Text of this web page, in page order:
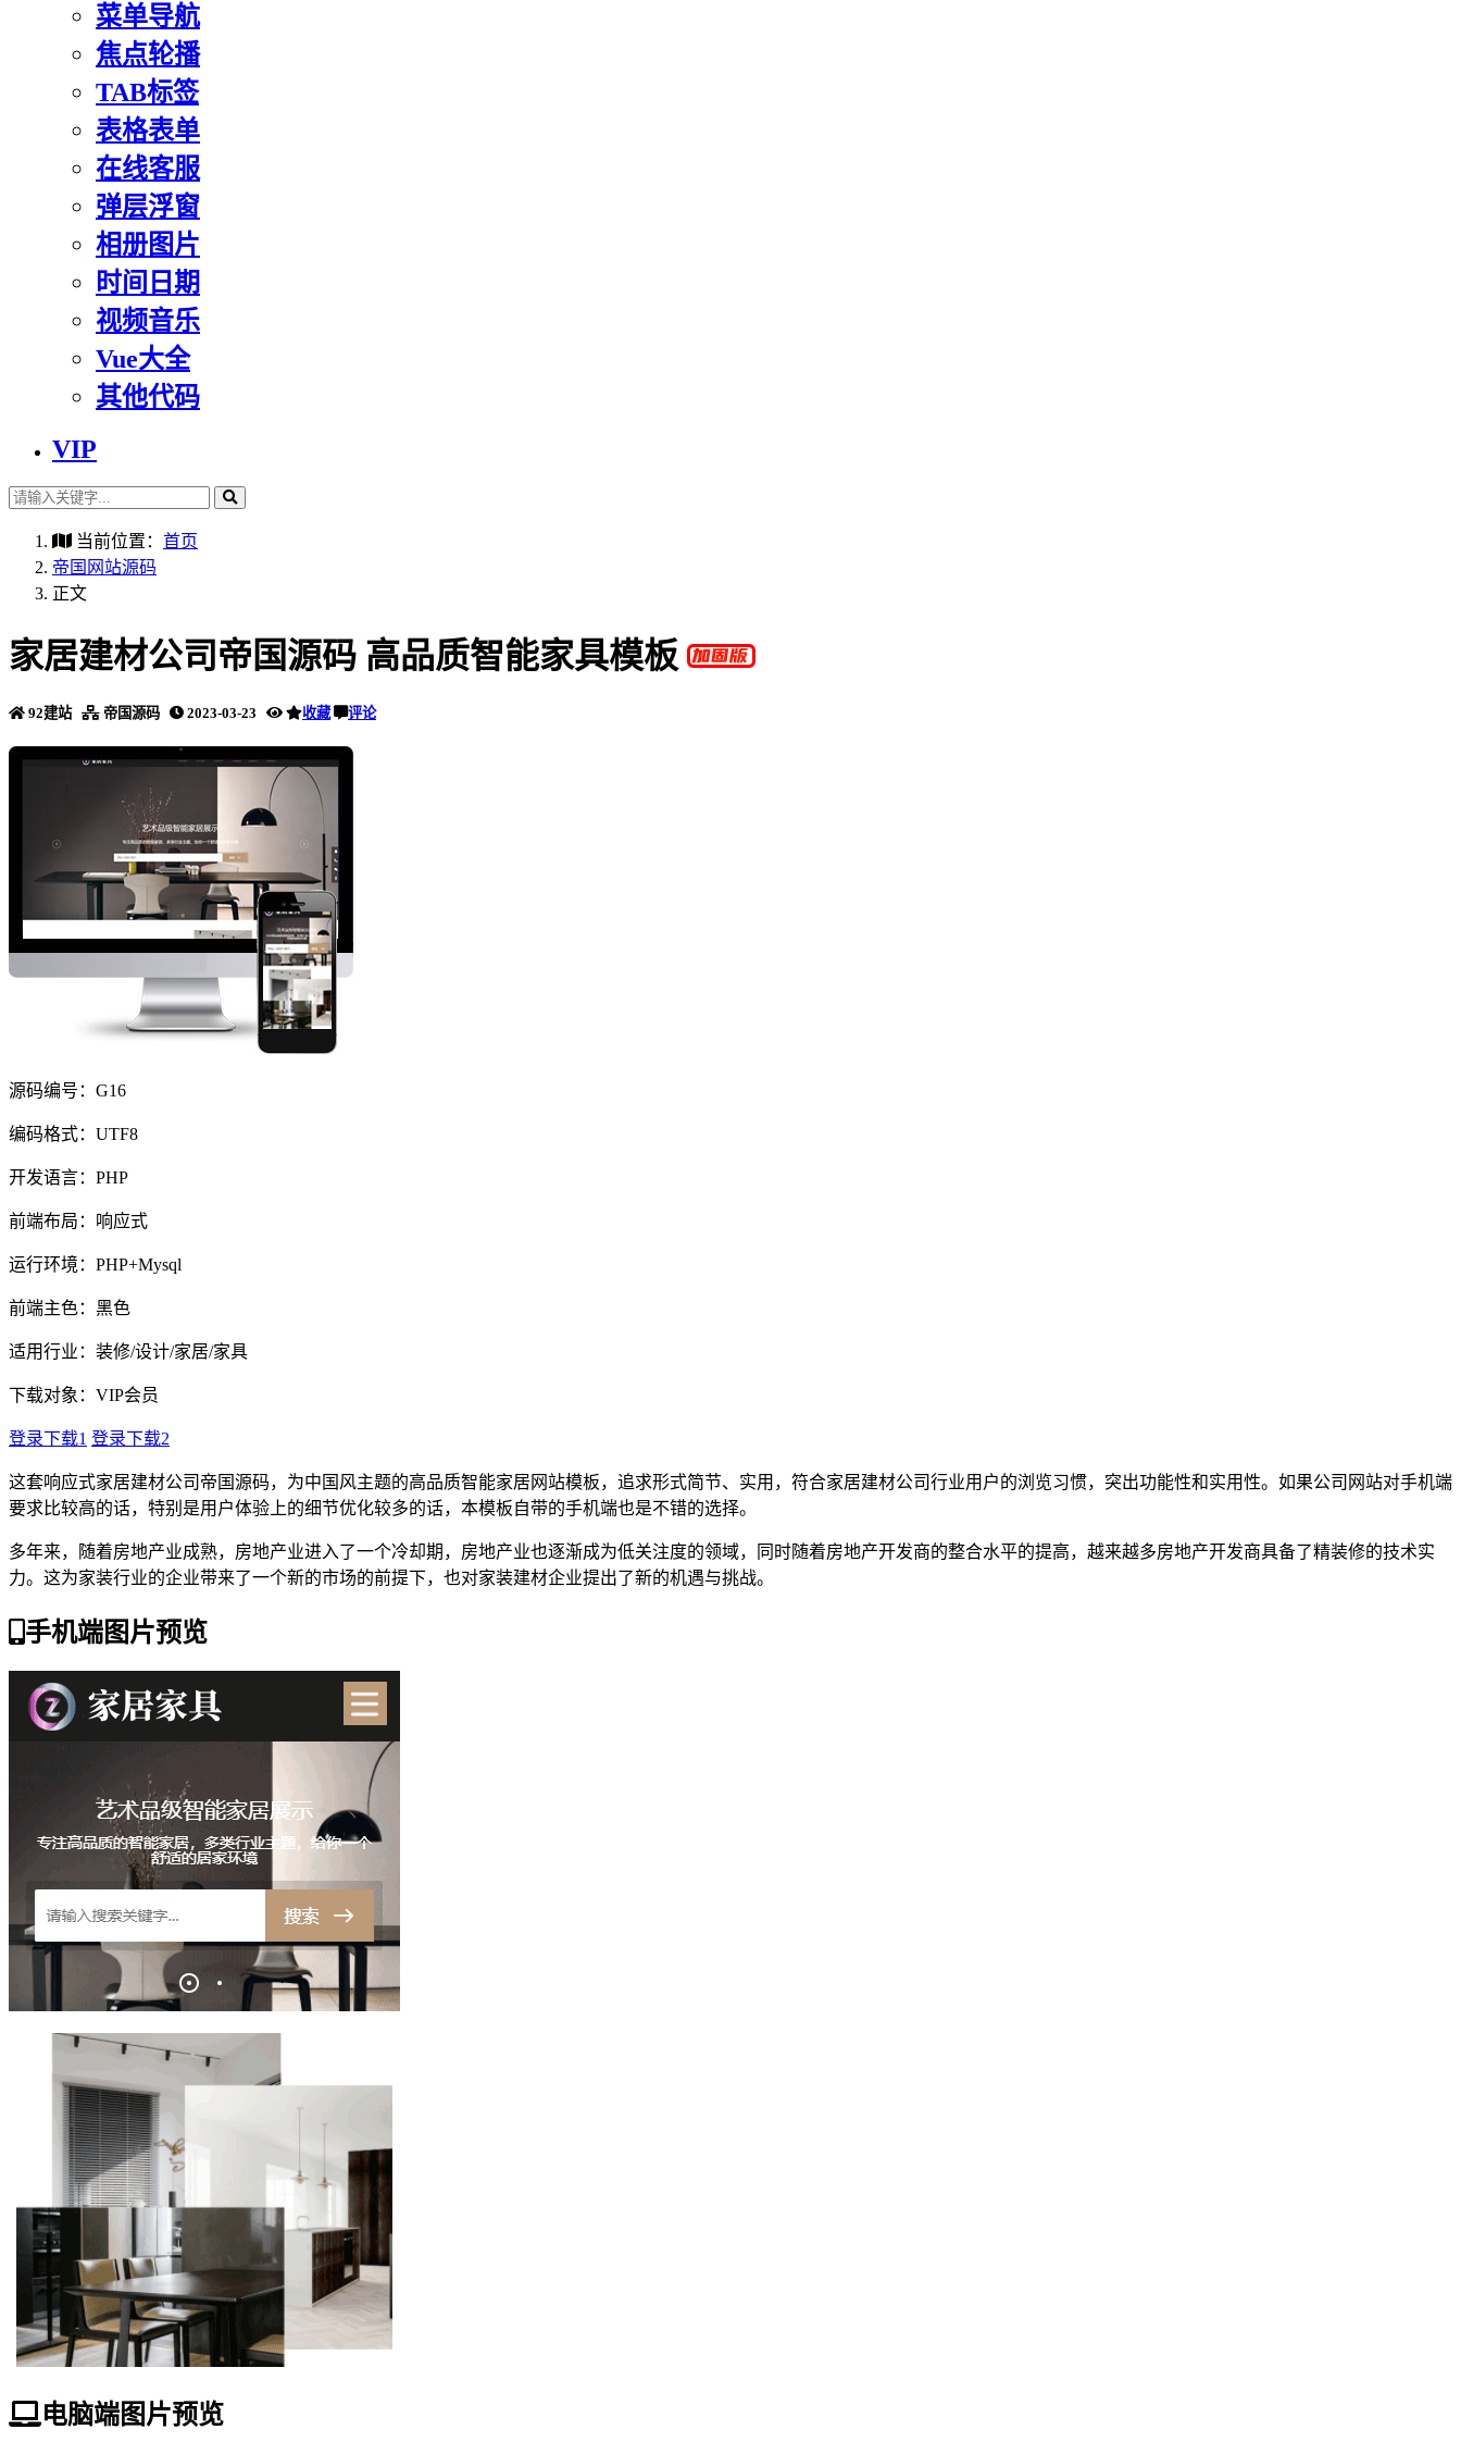
菜单导航
焦点轮播
TAB标签
表格表单
在线客服
弹层浮窗
相册图片
时间日期
视频音乐
Vue大全
其他代码
VIP
当前位置： 首页
帝国网站源码
正文
家居建材公司帝国源码 高品质智能家具模板
92建站 帝国源码 2023-03-23 收藏 评论
源码编号：G16
编码格式：UTF8
开发语言：PHP
前端布局：响应式
运行环境：PHP+Mysql
前端主色：黑色
适用行业：装修/设计/家居/家具
下载对象：VIP会员
登录下载1 登录下载2
这套响应式家居建材公司帝国源码，为中国风主题的高品质智能家居网站模板，追求形式简节、实用，符合家居建材公司行业用户的浏览习惯，突出功能性和实用性。如果公司网站对手机端
要求比较高的话，特别是用户体验上的细节优化较多的话，本模板自带的手机端也是不错的选择。
多年来，随着房地产业成熟，房地产业进入了一个冷却期，房地产业也逐渐成为低关注度的领域，同时随着房地产开发商的整合水平的提高，越来越多房地产开发商具备了精装修的技术实
力。这为家装行业的企业带来了一个新的市场的前提下，也对家装建材企业提出了新的机遇与挑战。
手机端图片预览
电脑端图片预览